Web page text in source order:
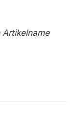
Artikelname